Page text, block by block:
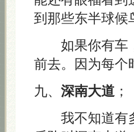
到那些东半球候
如果你有车，
前去。因为每个
九、 深南大道 ；
我不知道有多